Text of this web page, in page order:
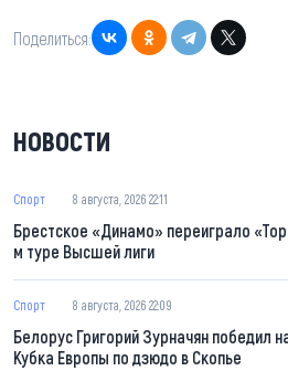
Поделиться:
НОВОСТИ
Спорт 8 августа, 2026 22:11
Брестское «Динамо» переиграло
м туре Высшей лиги
Спорт 8 августа, 2026 22:09
Белорус Григорий Зурначян победил
Кубка Европы по дзюдо в Скопье